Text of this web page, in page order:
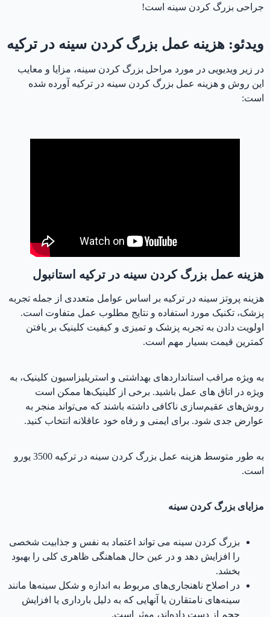
جراحی بزرگ کردن سینه است!
ویدئو: هزینه عمل بزرگ کردن سینه در ترکیه
در زیر ویدیویی در مورد مراحل بزرگ کردن سینه، مزایا و معایب
این روش و هزینه عمل بزرگ کردن سینه در ترکیه آورده شده
است:
هزینه عمل بزرگ کردن سینه در ترکیه استانبول
هزینه پروتز سینه در ترکیه بر اساس عوامل متعددی از جمله تجربه
پزشک، تکنیک مورد استفاده و نتایج مطلوب عمل متفاوت است.
اولویت دادن به تجربه پزشک و تمیزی و کیفیت کلینیک بر یافتن
کمترین قیمت بسیار مهم است.
به ویژه مراقب استانداردهای بهداشتی و استریلیزاسیون کلینیک، به
ویژه در اتاق های عمل باشید. برخی از کلینیک‌ها ممکن است
روش‌های عقیم‌سازی ناکافی داشته باشند که می‌تواند منجر به
عوارض جدی شود. برای ایمنی و رفاه خود عاقلانه انتخاب کنید.
به طور متوسط ​​هزینه عمل بزرگ کردن سینه در ترکیه 3500 یورو
است.
مزایای بزرگ کردن سینه
بزرگ کردن سینه می تواند اعتماد به نفس و جذابیت شخصی
را افزایش دهد و در عین حال هماهنگی ظاهری کلی را بهبود
بخشد.
در اصلاح ناهنجاری‌های مربوط به اندازه و شکل سینه‌ها مانند
سینه‌های نامتقارن یا آنهایی که به دلیل بارداری یا افزایش
حجم از دست داده‌اند، موثر است.